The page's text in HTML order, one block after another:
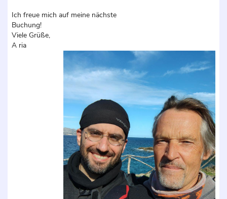
Ich freue mich auf meine nächste
Buchung!
Viele Grüße,
A ria